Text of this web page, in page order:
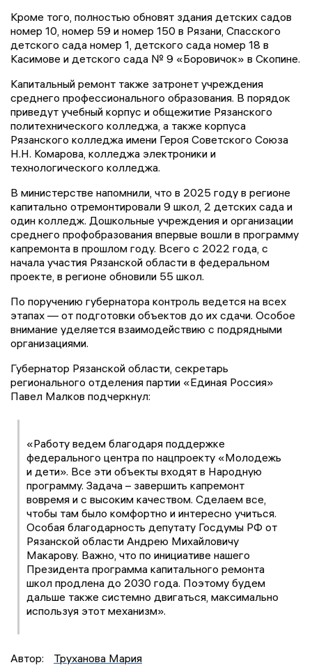
Кроме того, полностью обновят здания детских садов
номер 10, номер 59 и номер 150 в Рязани, Спасского
детского сада номер 1, детского сада номер 18 в
Касимове и детского сада № 9 «Боровичок» в Скопине.
Капитальный ремонт также затронет учреждения
среднего профессионального образования. В порядок
приведут учебный корпус и общежитие Рязанского
политехнического колледжа, а также корпуса
Рязанского колледжа имени Героя Советского Союза
Н.Н. Комарова, колледжа электроники и
технологического колледжа.
В министерстве напомнили, что в 2025 году в регионе
капитально отремонтировали 9 школ, 2 детских сада и
один колледж. Дошкольные учреждения и организации
среднего профобразования впервые вошли в программу
капремонта в прошлом году. Всего с 2022 года, с
начала участия Рязанской области в федеральном
проекте, в регионе обновили 55 школ.
По поручению губернатора контроль ведется на всех
этапах — от подготовки объектов до их сдачи. Особое
внимание уделяется взаимодействию с подрядными
организациями.
Губернатор Рязанской области, секретарь
регионального отделения партии «Единая Россия»
Павел Малков подчеркнул:
«Работу ведем благодаря поддержке
федерального центра по нацпроекту «Молодежь
и дети». Все эти объекты входят в Народную
программу. Задача – завершить капремонт
вовремя и с высоким качеством. Сделаем все,
чтобы там было комфортно и интересно учиться.
Особая благодарность депутату Госдумы РФ от
Рязанской области Андрею Михайловичу
Макарову. Важно, что по инициативе нашего
Президента программа капитального ремонта
школ продлена до 2030 года. Поэтому будем
дальше также системно двигаться, максимально
используя этот механизм».
Автор: Труханова Мария